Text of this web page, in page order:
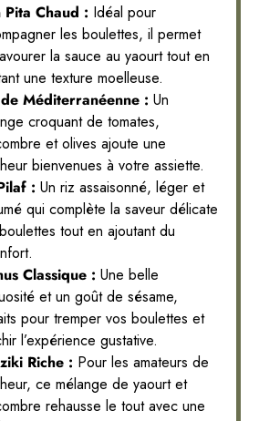
Pita Chaud : Idéal pour
les boulettes, il permet
la sauce au yaourt tout en
une texture moelleuse.
Méditerranéenne : Un
croquant de tomates,
et olives ajoute une
bienvenues à votre assiette.
: Un riz assaisonné, léger et
qui complète la saveur délicate
tout en ajoutant du
Classique : Une belle
et un goût de sésame,
pour tremper vos boulettes et
l’expérience gustative.
Riche : Pour les amateurs de
ce mélange de yaourt et
rehausse le tout avec une